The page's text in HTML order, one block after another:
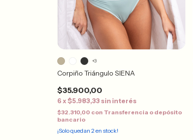
Corpiño Triángulo SIENA
$35.900,00
6 x$5.983,33 sin interés
$32.310,00 con Transferencia o depósito
bancario
¡Solo quedan 2 en stock!
+3